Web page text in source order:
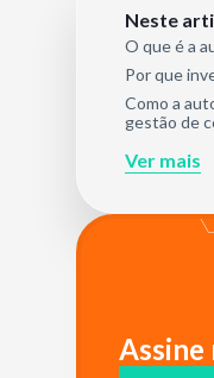
Neste
O que é a
Por que
Como a
gestão de
Ver mais
Assine